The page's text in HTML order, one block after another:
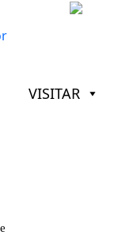
VISITAR